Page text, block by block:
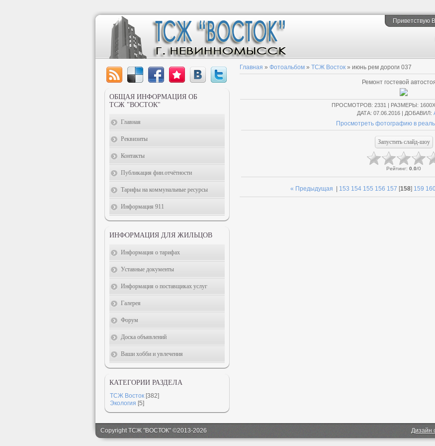
Приветствую
Главная » Фотоальбом » ТСЖ Восток » июнь рем дороги 037
Ремонт гостевой
ПРОСМОТРОВ: 2331 | РАЗМЕРЫ:
ДАТА: 07.06.2016 | ДОБАВИЛ:
Просмотреть фотографию в
Рейтинг: 0.0/0
« Предыдущая 153 154 155 156 157 [158] 159
ОБЩАЯ ИНФОРМАЦИЯ ОБ
ТСЖ "ВОСТОК"
Главная
Реквизиты
Контакты
Публикация фин.отчётности
Тарифы на коммунальные ресурсы
Информация 911
ИНФОРМАЦИЯ ДЛЯ ЖИЛЬЦОВ
Информация о тарифах
Уставные документы
Информация о поставщиках услуг
Галерея
Форум
Доска объявлений
Ваши хобби и увлечения
КАТЕГОРИИ РАЗДЕЛА
ТСЖ Восток [382]
Экология [5]
Copyright ТСЖ "ВОСТОК" ©2013-2026 Дизайн